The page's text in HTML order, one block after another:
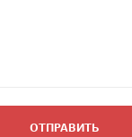
ОТПРАВИТЬ